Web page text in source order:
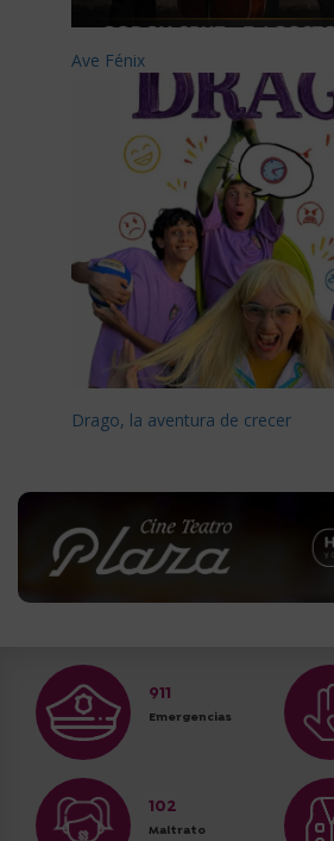
Ave Fénix
Drago, la aventura de crecer
911
Emergencias
102
Maltrato